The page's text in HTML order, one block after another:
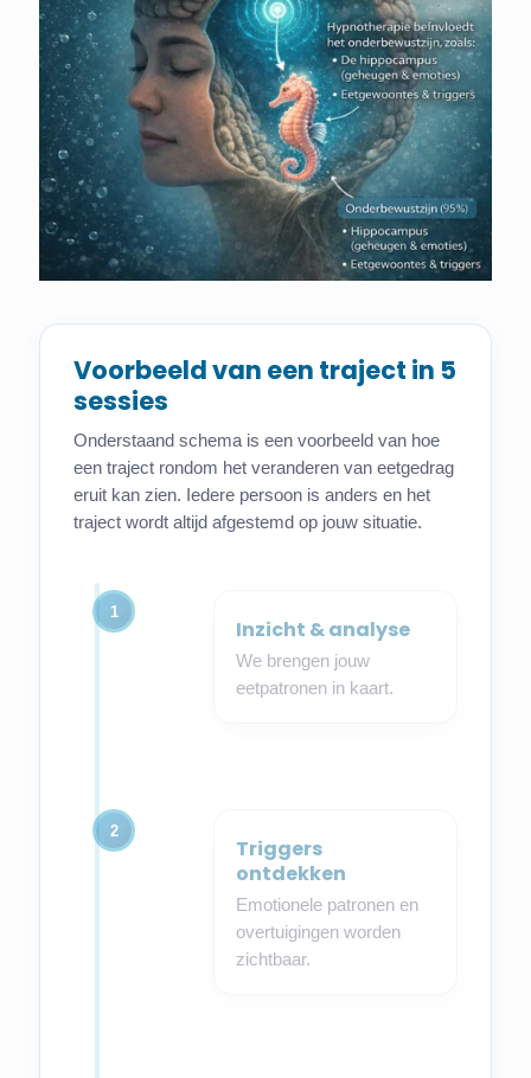
Voorbeeld van een traject in 5
sessies
Onderstaand schema is een voorbeeld van hoe
een traject rondom het veranderen van eetgedrag
eruit kan zien. Iedere persoon is anders en het
traject wordt altijd afgestemd op jouw situatie.
1
Inzicht & analyse
We brengen jouw
eetpatronen in kaart.
2
Triggers
ontdekken
Emotionele patronen en
overtuigingen worden
zichtbaar.